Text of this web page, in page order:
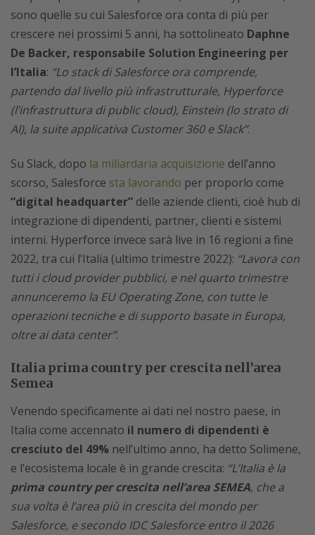
sono quelle su cui Salesforce ora conta di più per
crescere nei prossimi 5 anni, ha sottolineato Daphne
De Backer, responsabile Solution Engineering per
l’Italia: “Lo stack di Salesforce ora comprende,
partendo dal livello più infrastrutturale, Hyperforce
(l’infrastruttura di public cloud), Einstein (lo strato di
AI), la suite applicativa Customer 360 e Slack”.
Su Slack, dopo la miliardaria acquisizione dell’anno
scorso, Salesforce sta lavorando per proporlo come
“digital headquarter” delle aziende clienti, cioè hub di
integrazione di dipendenti, partner, clienti e sistemi
interni. Hyperforce invece sarà live in 16 regioni a fine
2022, tra cui l’Italia (ultimo trimestre 2022): “Lavora con
tutti i cloud provider pubblici, e nel quarto trimestre
annunceremo la EU Operating Zone, con tutte le
operazioni tecniche e di supporto basate in Europa,
oltre ai data center”.
Italia prima country per crescita nell’area
Semea
Venendo specificamente ai dati nel nostro paese, in
Italia come accennato il numero di dipendenti è
cresciuto del 49% nell’ultimo anno, ha detto Solimene,
e l’ecosistema locale è in grande crescita: “L’Italia è la
prima country per crescita nell’area SEMEA, che a
sua volta è l’area più in crescita del mondo per
Salesforce, e secondo IDC Salesforce entro il 2026